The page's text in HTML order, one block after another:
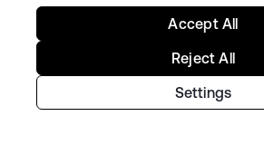
Copyright © 2026 Okta. Alle Rechte
Settings
Reject All
Accept All